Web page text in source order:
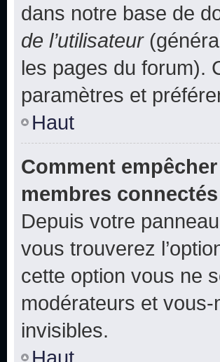
dans notre base de
de l’utilisateur
les pages du forum).
paramètres et
Haut
Comment
membres
Depuis votre
vous trouverez
cette option vous ne
modérateurs et
invisibles.